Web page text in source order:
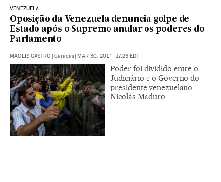
VENEZUELA
Oposição da Venezuela denuncia golpe de
Estado após o Supremo anular os poderes do
Parlamento
MAOLIS CASTRO Caracas MAR 30, 2017 - 17:23 EDT
Poder foi dividido entre o
Judiciário e o Governo do
presidente venezuelano
Nicolás Maduro